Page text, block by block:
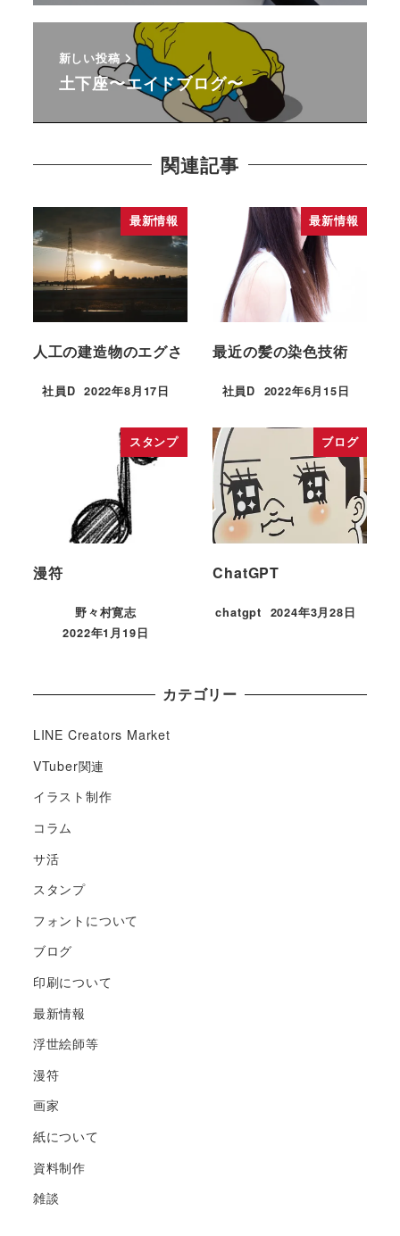
新しい投稿
土下座〜エイドブログ〜
関連記事
最新情報
人工の建造物のエグさ
社員D 2022年8月17日
最新情報
最近の髪の染色技術
社員D 2022年6月15日
スタンプ
漫符
野々村寛志
2022年1月19日
ブログ
ChatGPT
chatgpt 2024年3月28日
カテゴリー
LINE Creators Market
VTuber関連
イラスト制作
コラム
サ活
スタンプ
フォントについて
ブログ
印刷について
最新情報
浮世絵師等
漫符
画家
紙について
資料制作
雑談